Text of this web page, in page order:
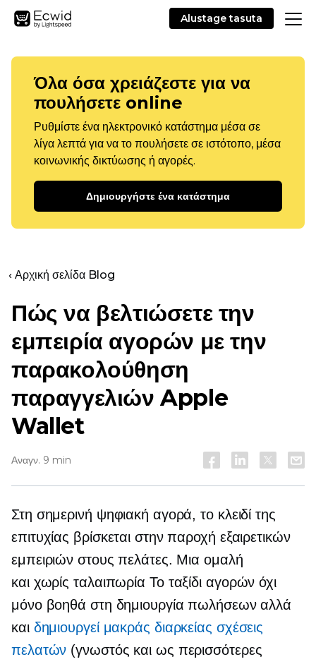
Alustage tasuta
Όλα όσα χρειάζεστε για να
πουλήσετε online
Ρυθμίστε ένα ηλεκτρονικό κατάστημα μέσα σε
λίγα λεπτά για να το πουλήσετε σε ιστότοπο, μέσα
κοινωνικής δικτύωσης ή αγορές.
Δημιουργήστε ένα κατάστημα
‹ Αρχική σελίδα Blog
Πώς να βελτιώσετε την
εμπειρία αγορών με την
παρακολούθηση
παραγγελιών Apple
Wallet
Αναγν. 9 min
Στη σημερινή ψηφιακή αγορά, το κλειδί της
επιτυχίας βρίσκεται στην παροχή εξαιρετικών
εμπειριών στους πελάτες. Μια ομαλή
και χωρίς ταλαιπωρία Το ταξίδι αγορών όχι
μόνο βοηθά στη δημιουργία πωλήσεων αλλά
και δημιουργεί μακράς διαρκείας σχέσεις
πελατών (γνωστός και ως περισσότερες